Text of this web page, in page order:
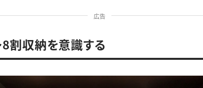
広告
割収納を意識する